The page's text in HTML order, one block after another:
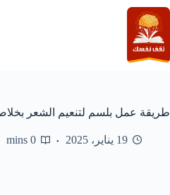
التجاوز
إلى
المحتوى
طريقة عمل بلسم لتنعيم الشعر
19 يناير، 2025 0 mins